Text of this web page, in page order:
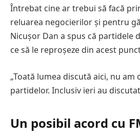
Întrebat cine ar trebui să facă
reluarea negocierilor și pentru
Nicușor Dan a spus că partidele
ce să le reproșeze din acest
„Toată lumea discută aici, nu am
partidelor. Inclusiv ieri au
Un posibil acord cu